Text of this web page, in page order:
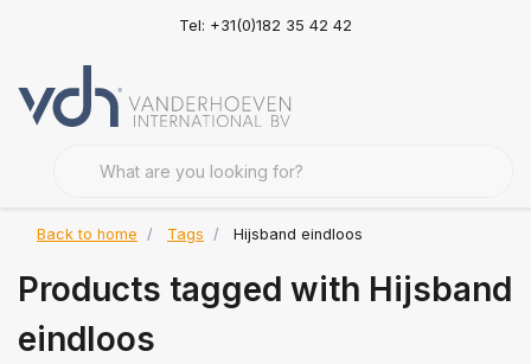
Tel: +31(0)182 35 42 42
Back to home Tags Hijsband eindloos
Products tagged with Hijsband
eindloos